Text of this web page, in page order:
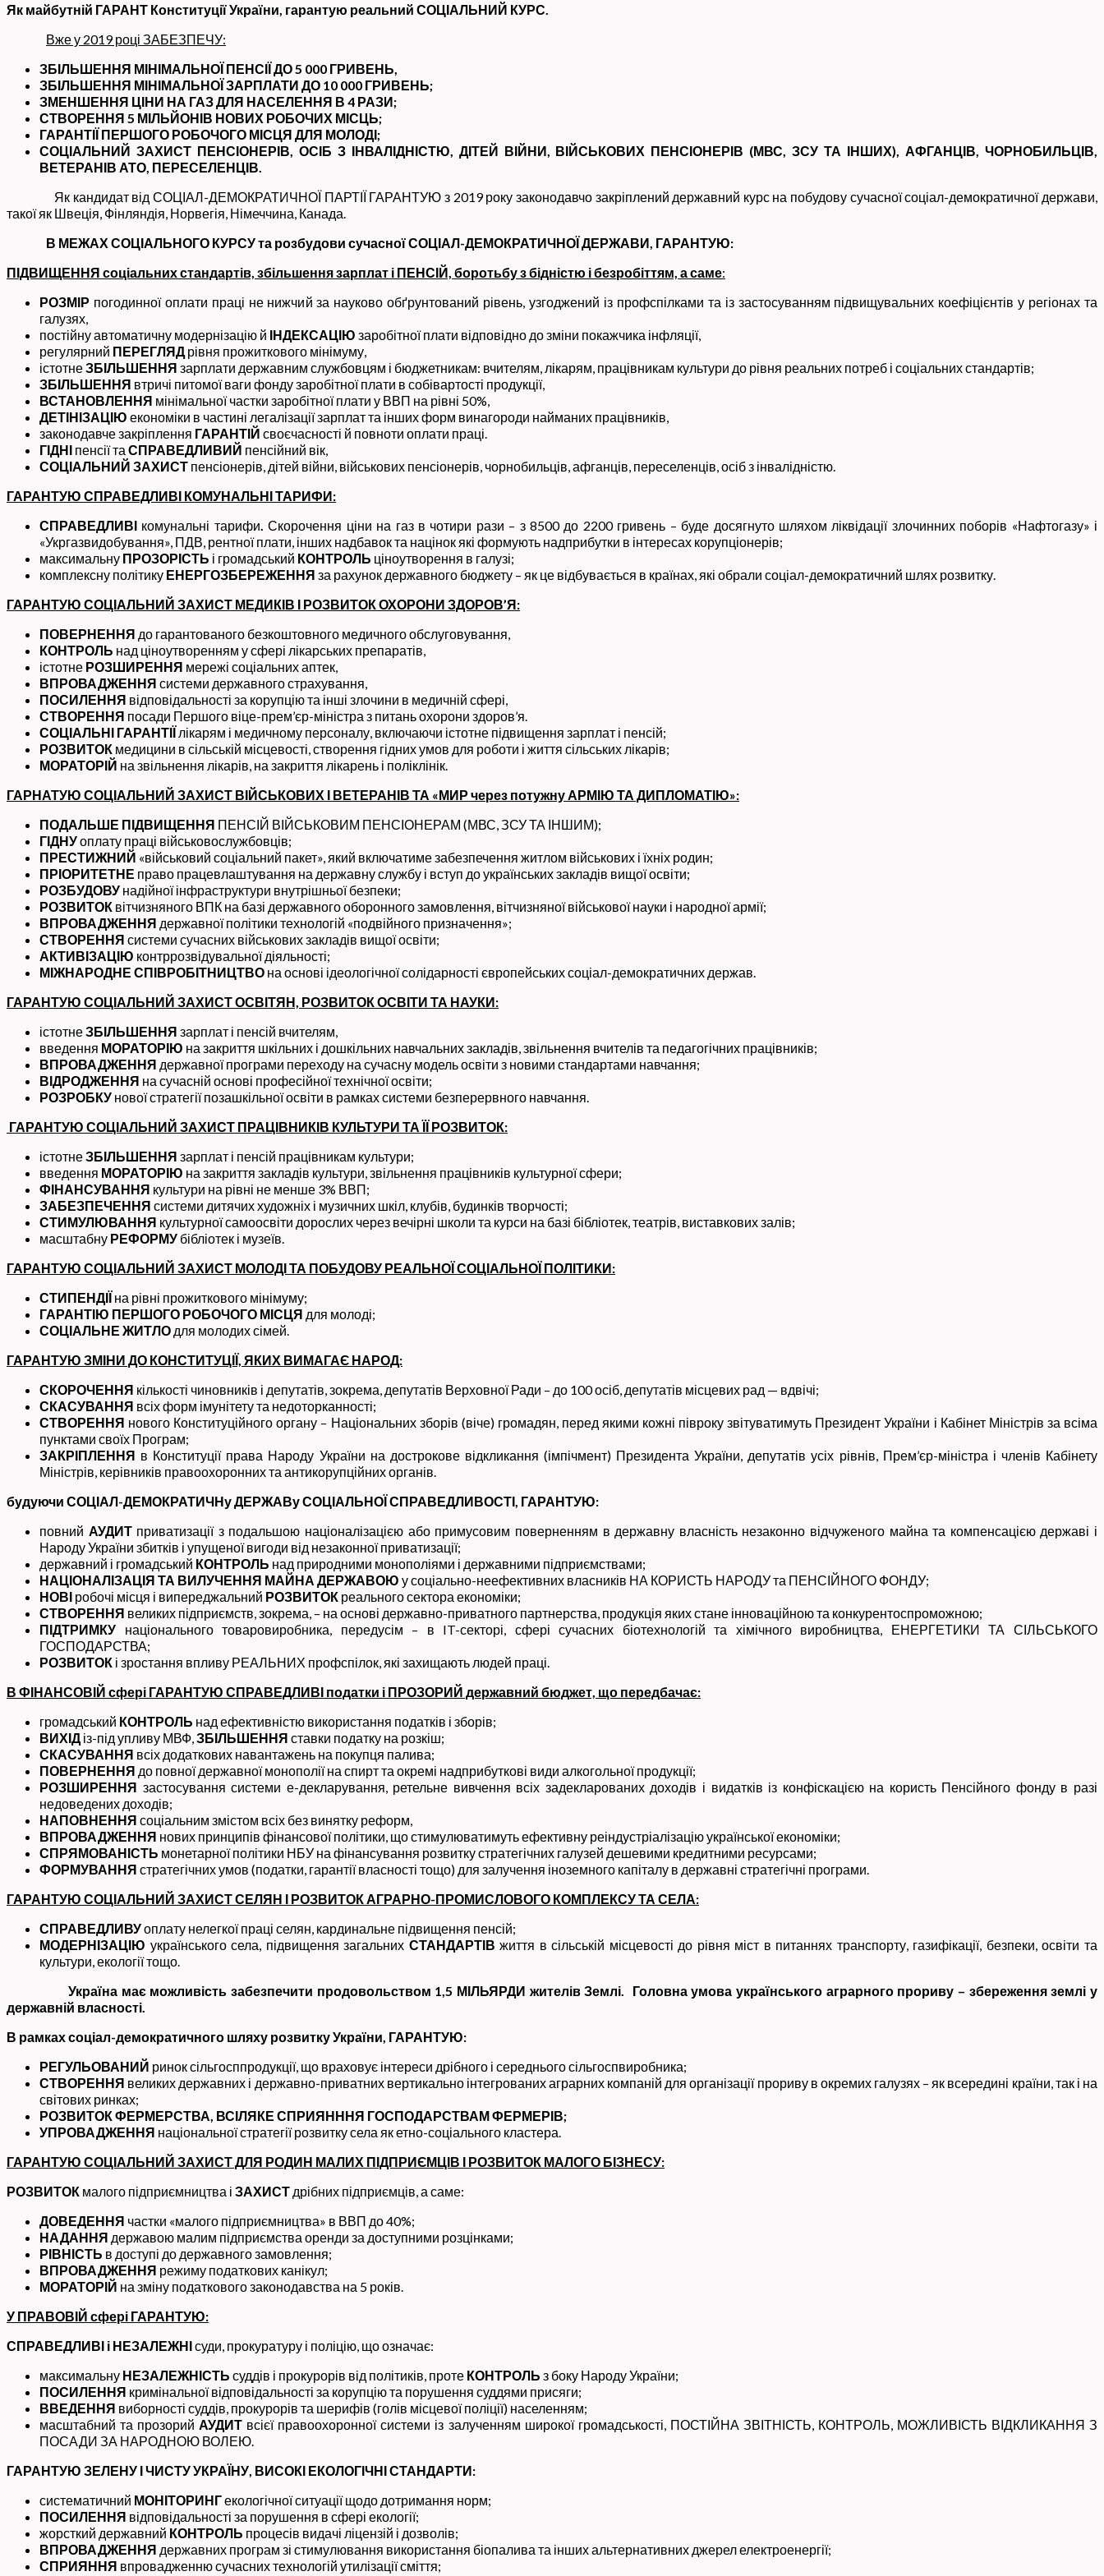
Як майбутній ГАРАНТ Конституції України, гарантую реальний СОЦІАЛЬНИЙ КУРС.
Вже у 2019 році ЗАБЕЗПЕЧУ:
ЗБІЛЬШЕННЯ МІНІМАЛЬНОЇ ПЕНСІЇ ДО 5 000 ГРИВЕНЬ,
ЗБІЛЬШЕННЯ МІНІМАЛЬНОЇ ЗАРПЛАТИ ДО 10 000 ГРИВЕНЬ;
ЗМЕНШЕННЯ ЦІНИ НА ГАЗ ДЛЯ НАСЕЛЕННЯ В 4 РАЗИ;
СТВОРЕННЯ 5 МІЛЬЙОНІВ НОВИХ РОБОЧИХ МІСЦЬ;
ГАРАНТІЇ ПЕРШОГО РОБОЧОГО МІСЦЯ ДЛЯ МОЛОДІ;
СОЦІАЛЬНИЙ ЗАХИСТ ПЕНСІОНЕРІВ, ОСІБ З ІНВАЛІДНІСТЮ, ДІТЕЙ ВІЙНИ, ВІЙСЬКОВИХ ПЕНСІОНЕРІВ (МВС, ЗСУ ТА ІНШИХ), АФГАНЦІВ, ЧОРНОБИЛЬЦІВ,
ВЕТЕРАНІВ АТО, ПЕРЕСЕЛЕНЦІВ.
Як кандидат від СОЦІАЛ-ДЕМОКРАТИЧНОЇ ПАРТІЇ ГАРАНТУЮ з 2019 року законодавчо закріплений державний курс на побудову сучасної соціал-демократичної держави,
такої як Швеція, Фінляндія, Норвегія, Німеччина, Канада.
В МЕЖАХ СОЦІАЛЬНОГО КУРСУ та розбудови сучасної СОЦІАЛ-ДЕМОКРАТИЧНОЇ ДЕРЖАВИ, ГАРАНТУЮ:
ПІДВИЩЕННЯ соціальних стандартів, збільшення зарплат і ПЕНСІЙ, боротьбу з бідністю і безробіттям, а саме:
РОЗМІР погодинної оплати праці не нижчий за науково обґрунтований рівень, узгоджений із профспілками та із застосуванням підвищувальних коефіцієнтів у регіонах та
галузях,
постійну автоматичну модернізацію й ІНДЕКСАЦІЮ заробітної плати відповідно до зміни покажчика інфляції,
регулярний ПЕРЕГЛЯДрівня прожиткового мінімуму,
істотнеЗБІЛЬШЕННЯ зарплати державним службовцям і бюджетникам: вчителям, лікарям, працівникам культури до рівня реальних потреб і соціальних стандартів;
ЗБІЛЬШЕННЯ втричі питомої ваги фонду заробітної плати в собівартості продукції,
ВСТАНОВЛЕННЯ мінімальної частки заробітної плати у ВВП на рівні 50%,
ДЕТІНІЗАЦІЮ економіки в частині легалізації зарплат та інших форм винагороди найманих працівників,
законодавче закріплення ГАРАНТІЙ своєчасності й повноти оплати праці.
ГІДНІ пенсії та СПРАВЕДЛИВИЙ пенсійний вік,
СОЦІАЛЬНИЙ ЗАХИСТ пенсіонерів, дітей війни, військових пенсіонерів, чорнобильців, афганців, переселенців, осіб з інвалідністю.
ГАРАНТУЮ СПРАВЕДЛИВІ КОМУНАЛЬНІ ТАРИФИ:
СПРАВЕДЛИВІ комунальні тарифи. Скорочення ціни на газ в чотири рази – з 8500 до 2200 гривень – буде досягнуто шляхом ліквідації злочинних поборів «Нафтогазу» і
«Укргазвидобування», ПДВ, рентної плати, інших надбавок та націнок які формують надприбутки в інтересах корупціонерів;
максимальну ПРОЗОРІСТЬ і громадський КОНТРОЛЬ ціноутворення в галузі;
комплексну політику ЕНЕРГОЗБЕРЕЖЕННЯ за рахунок державного бюджету – як це відбувається в країнах, які обрали соціал-демократичний шлях розвитку.
ГАРАНТУЮ СОЦІАЛЬНИЙ ЗАХИСТ МЕДИКІВ І РОЗВИТОК ОХОРОНИ ЗДОРОВ’Я:
ПОВЕРНЕННЯ до гарантованого безкоштовного медичного обслуговування,
КОНТРОЛЬ над ціноутворенням у сфері лікарських препаратів,
істотне РОЗШИРЕННЯ мережі соціальних аптек,
ВПРОВАДЖЕННЯ системи державного страхування,
ПОСИЛЕННЯ відповідальності за корупцію та інші злочини в медичній сфері,
СТВОРЕННЯ посади Першого віце-прем’єр-міністра з питань охорони здоров’я.
СОЦІАЛЬНІ ГАРАНТІЇ лікарям і медичному персоналу, включаючи істотне підвищення зарплат і пенсій;
РОЗВИТОК медицини в сільській місцевості, створення гідних умов для роботи і життя сільських лікарів;
МОРАТОРІЙ на звільнення лікарів, на закриття лікарень і поліклінік.
ГАРНАТУЮ СОЦІАЛЬНИЙ ЗАХИСТ ВІЙСЬКОВИХ І ВЕТЕРАНІВ ТА «МИР через потужну АРМІЮ ТА ДИПЛОМАТІЮ»:
ПОДАЛЬШЕ ПІДВИЩЕННЯ ПЕНСІЙ ВІЙСЬКОВИМ ПЕНСІОНЕРАМ (МВС, ЗСУ ТА ІНШИМ);
ГІДНУоплату праці військовослужбовців;
ПРЕСТИЖНИЙ «військовий соціальний пакет», який включатиме забезпечення житлом військових і їхніх родин;
ПРІОРИТЕТНЕ право працевлаштування на державну службу і вступ до українських закладів вищої освіти;
РОЗБУДОВУ надійної інфраструктури внутрішньої безпеки;
РОЗВИТОК вітчизняного ВПК на базі державного оборонного замовлення, вітчизняної військової науки і народної армії;
ВПРОВАДЖЕННЯ державної політики технологій «подвійного призначення»;
СТВОРЕННЯ системи сучасних військових закладів вищої освіти;
АКТИВІЗАЦІЮ контррозвідувальної діяльності;
МІЖНАРОДНЕ СПІВРОБІТНИЦТВО на основі ідеологічної солідарності європейських соціал-демократичних держав.
ГАРАНТУЮ СОЦІАЛЬНИЙ ЗАХИСТ ОСВІТЯН, РОЗВИТОК ОСВІТИ ТА НАУКИ:
істотнеЗБІЛЬШЕННЯ зарплат і пенсій вчителям,
введення МОРАТОРІЮ на закриття шкільних і дошкільних навчальних закладів, звільнення вчителів та педагогічних працівників;
ВПРОВАДЖЕННЯ державної програми переходу на сучасну модель освіти з новими стандартами навчання;
ВІДРОДЖЕННЯ на сучасній основі професійної технічної освіти;
РОЗРОБКУ нової стратегії позашкільної освіти в рамках системи безперервного навчання.
ГАРАНТУЮ СОЦІАЛЬНИЙ ЗАХИСТ ПРАЦІВНИКІВ КУЛЬТУРИ ТА ЇЇ РОЗВИТОК:
істотнеЗБІЛЬШЕННЯ зарплат і пенсій працівникам культури;
введення МОРАТОРІЮ на закриття закладів культури, звільнення працівників культурної сфери;
ФІНАНСУВАННЯ культури на рівні не менше 3% ВВП;
ЗАБЕЗПЕЧЕННЯ системи дитячих художніх і музичних шкіл, клубів, будинків творчості;
СТИМУЛЮВАННЯ культурної самоосвіти дорослих через вечірні школи та курси на базі бібліотек, театрів, виставкових залів;
масштабну РЕФОРМУ бібліотек і музеїв.
ГАРАНТУЮ СОЦІАЛЬНИЙ ЗАХИСТ МОЛОДІ ТА ПОБУДОВУ РЕАЛЬНОЇ СОЦІАЛЬНОЇ ПОЛІТИКИ:
СТИПЕНДІЇ на рівні прожиткового мінімуму;
ГАРАНТІЮ ПЕРШОГО РОБОЧОГО МІСЦЯ для молоді;
СОЦІАЛЬНЕ ЖИТЛО для молодих сімей.
ГАРАНТУЮ ЗМІНИ ДО КОНСТИТУЦІЇ, ЯКИХ ВИМАГАЄ НАРОД:
СКОРОЧЕННЯ кількості чиновників і депутатів, зокрема, депутатів Верховної Ради – до 100 осіб, депутатів місцевих рад — вдвічі;
СКАСУВАННЯ всіх форм імунітету та недоторканності;
СТВОРЕННЯ нового Конституційного органу – Національних зборів (віче) громадян, перед якими кожні півроку звітуватимуть Президент України і Кабінет Міністрів за всіма
пунктами своїх Програм;
ЗАКРІПЛЕННЯ в Конституції права Народу України на дострокове відкликання (імпічмент) Президента України, депутатів усіх рівнів, Прем’єр-міністра і членів Кабінету
Міністрів, керівників правоохоронних та антикорупційних органів.
будуючи СОЦІАЛ-ДЕМОКРАТИЧНу ДЕРЖАВу СОЦІАЛЬНОЇ СПРАВЕДЛИВОСТІ, ГАРАНТУЮ:
повний АУДИТприватизації з подальшою націоналізацією або примусовим поверненням в державну власність незаконно відчуженого майна та компенсацією державі і
Народу України збитків і упущеної вигоди від незаконної приватизації;
державний і громадський КОНТРОЛЬ над природними монополіями і державними підприємствами;
НАЦІОНАЛІЗАЦІЯ ТА ВИЛУЧЕННЯ МАЙНА ДЕРЖАВОЮ у соціально-неефективних власників НА КОРИСТЬ НАРОДУ та ПЕНСІЙНОГО ФОНДУ;
НОВІ робочі місця і випереджальний РОЗВИТОК реального сектора економіки;
СТВОРЕННЯ великих підприємств, зокрема, – на основі державно-приватного партнерства, продукція яких стане інноваційною та конкурентоспроможною;
ПІДТРИМКУ національного товаровиробника, передусім – в IT-секторі, сфері сучасних біотехнологій та хімічного виробництва, ЕНЕРГЕТИКИ ТА СІЛЬСЬКОГО
ГОСПОДАРСТВА;
РОЗВИТОК і зростання впливу РЕАЛЬНИХ профспілок, які захищають людей праці.
В ФІНАНСОВІЙ сфері ГАРАНТУЮ СПРАВЕДЛИВІ податки і ПРОЗОРИЙ державний бюджет, що передбачає:
громадський КОНТРОЛЬ над ефективністю використання податків і зборів;
ВИХІДіз-під упливу МВФ,ЗБІЛЬШЕННЯ ставки податку на розкіш;
СКАСУВАННЯ всіх додаткових навантажень на покупця палива;
ПОВЕРНЕННЯ до повної державної монополії на спирт та окремі надприбуткові види алкогольної продукції;
РОЗШИРЕННЯ застосування системи е-декларування, ретельне вивчення всіх задекларованих доходів і видатків із конфіскацією на користь Пенсійного фонду в разі
недоведених доходів;
НАПОВНЕННЯ соціальним змістом всіх без винятку реформ,
ВПРОВАДЖЕННЯ нових принципів фінансової політики, що стимулюватимуть ефективну реіндустріалізацію української економіки;
СПРЯМОВАНІСТЬ монетарної політики НБУ на фінансування розвитку стратегічних галузей дешевими кредитними ресурсами;
ФОРМУВАННЯ стратегічних умов (податки, гарантії власності тощо) для залучення іноземного капіталу в державні стратегічні програми.
ГАРАНТУЮ СОЦІАЛЬНИЙ ЗАХИСТ СЕЛЯН І РОЗВИТОК АГРАРНО-ПРОМИСЛОВОГО КОМПЛЕКСУ ТА СЕЛА:
СПРАВЕДЛИВУоплату нелегкої праці селян, кардинальне підвищення пенсій;
МОДЕРНІЗАЦІЮ українського села, підвищення загальних СТАНДАРТІВ життя в сільській місцевості до рівня міст в питаннях транспорту, газифікації, безпеки, освіти та
культури, екології тощо.
Україна має можливість забезпечити продовольством 1,5 МІЛЬЯРДИ жителів Землі. Головна умова українського аграрного прориву – збереження землі у
державній власності.
В рамках соціал-демократичного шляху розвитку України, ГАРАНТУЮ:
РЕГУЛЬОВАНИЙ ринок сільгосппродукції, що враховує інтереси дрібного і середнього сільгоспвиробника;
СТВОРЕННЯ великих державних і державно-приватних вертикально інтегрованих аграрних компаній для організації прориву в окремих галузях – як всередині країни, так і на
світових ринках;
РОЗВИТОК ФЕРМЕРСТВА, ВСІЛЯКЕ СПРИЯНННЯ ГОСПОДАРСТВАМ ФЕРМЕРІВ;
УПРОВАДЖЕННЯ національної стратегії розвитку села як етно-соціального кластера.
ГАРАНТУЮ СОЦІАЛЬНИЙ ЗАХИСТ ДЛЯ РОДИН МАЛИХ ПІДПРИЄМЦІВ І РОЗВИТОК МАЛОГО БІЗНЕСУ:
РОЗВИТОК малого підприємництва і ЗАХИСТ дрібних підприємців, а саме:
ДОВЕДЕННЯ частки «малого підприємництва» в ВВП до 40%;
НАДАННЯ державою малим підприємства оренди за доступними розцінками;
РІВНІСТЬ в доступі до державного замовлення;
ВПРОВАДЖЕННЯ режиму податкових канікул;
МОРАТОРІЙ на зміну податкового законодавства на 5 років.
У ПРАВОВІЙ сфері ГАРАНТУЮ:
СПРАВЕДЛИВІ і НЕЗАЛЕЖНІсуди, прокуратуру і поліцію, що означає:
максимальну НЕЗАЛЕЖНІСТЬ суддів і прокурорів від політиків, проте КОНТРОЛЬ з боку Народу України;
ПОСИЛЕННЯ кримінальної відповідальності за корупцію та порушення суддями присяги;
ВВЕДЕННЯ виборності суддів, прокурорів та шерифів (голів місцевої поліції) населенням;
масштабний та прозорийАУДИТ всієї правоохоронної системи із залученням широкої громадськості, ПОСТІЙНА ЗВІТНІСТЬ, КОНТРОЛЬ, МОЖЛИВІСТЬ ВІДКЛИКАННЯ З
ПОСАДИ ЗА НАРОДНОЮ ВОЛЕЮ.
ГАРАНТУЮ ЗЕЛЕНУ І ЧИСТУ УКРАЇНУ, ВИСОКІ ЕКОЛОГІЧНІ СТАНДАРТИ:
систематичний МОНІТОРИНГекологічної ситуації щодо дотримання норм;
ПОСИЛЕННЯ відповідальності за порушення в сфері екології;
жорсткий державний КОНТРОЛЬ процесів видачі ліцензій і дозволів;
ВПРОВАДЖЕННЯ державних програм зі стимулювання використання біопалива та інших альтернативних джерел електроенергії;
СПРИЯННЯ впровадженню сучасних технологій утилізації сміття;